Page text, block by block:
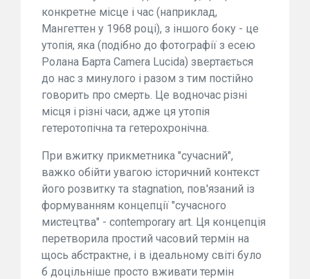
конкретне місце і час (наприклад,
Мангеттен у 1968 році), з іншого боку - це
утопія, яка (подібно до фотографії з есею
Ролана Барта Camera Lucida) звертається
до нас з минулого і разом з тим постійно
говорить про смерть. Це водночас різні
місця і різні часи, адже ця утопія
гетеротопічна та гетерохронічна.
При вжитку прикметника "сучасний",
важко обійти увагою історичний контекст
його розвитку та stagnation, пов'язаний із
формуванням концепції "сучасного
мистецтва" - contemporary art. Ця концепція
перетворила простий часовий термін на
щось абстрактне, і в ідеальному світі було
б доцільніше просто вживати термін